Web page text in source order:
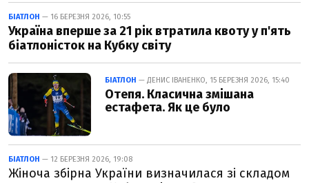
БІАТЛОН — 16 БЕРЕЗНЯ 2026, 10:55
Україна вперше за 21 рік втратила квоту у п'ять
біатлоністок на Кубку світу
БІАТЛОН — ДЕНИС ІВАНЕНКО, 15 БЕРЕЗНЯ 2026, 15:40
Отепя. Класична змішана
естафета. Як це було
БІАТЛОН — 12 БЕРЕЗНЯ 2026, 19:08
Жіноча збірна України визначилася зі складом